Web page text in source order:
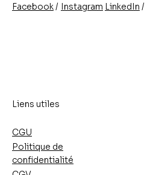
sélection Espace
Facebook/ Instagram /
LinkedIn
Liens utiles
CGU
Politique de
confidentialité